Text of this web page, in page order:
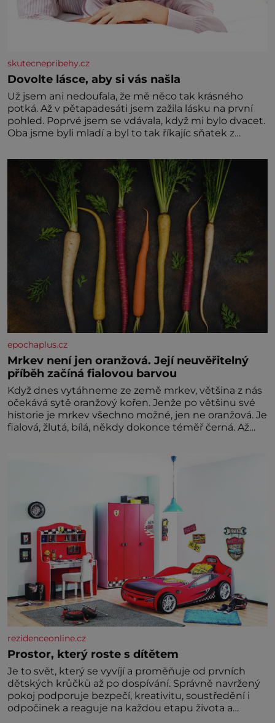
skutecnepribehy.cz
Dovolte lásce, aby si vás našla
Už jsem ani nedoufala, že mě něco tak krásného
potká. Až v pětapadesáti jsem zažila lásku na první
pohled. Poprvé jsem se vdávala, když mi bylo dvacet.
Oba jsme byli mladí a byl to tak říkajíc sňatek z
zaopatřený mladý muž. Manželství nám oběma moc
nesvědčilo, brzy jsme zjistili, že
epochaplus.cz
Mrkev není jen oranžová. Její neuvěřitelný
příběh začíná fialovou barvou
Když dnes vytáhneme ze země mrkev, většina z nás
očekává sytě oranžový kořen. Jenže po většinu své
historie je mrkev všechno možné, jen ne oranžová. Je
fialová, žlutá, bílá, někdy dokonce téměř černá. Až
nedokážeme představit. Její příběh je
rezidenceonline.cz
Prostor, který roste s dítětem
Je to svět, který se vyvíjí a proměňuje od prvních
dětských krůčků až po dospívání. Správně navržený
pokoj podporuje bezpečí, kreativitu, soustředění i
odpočinek a reaguje na každou etapu života a